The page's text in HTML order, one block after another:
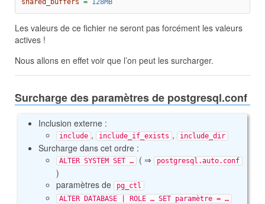
shared_buffers = 128MB
Les valeurs de ce fichier ne seront pas forcément les valeurs
actives !
Nous allons en effet voir que l’on peut les surcharger.
Surcharge des paramètres de postgresql.conf
Inclusion externe :
include , include_if_exists , include_dir
Surcharge dans cet ordre :
ALTER SYSTEM SET … ( ⇒ postgresql.auto.conf
)
paramètres de
pg_ctl
ALTER DATABASE | ROLE … SET paramètre = …